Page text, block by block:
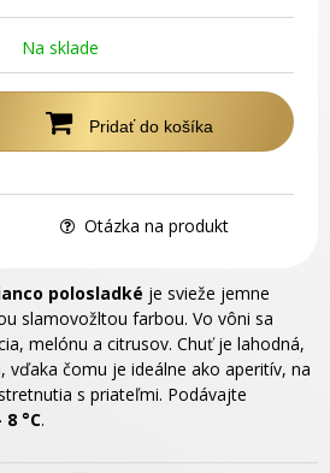
Na sklade
Pridať do košíka
Otázka na produkt
polosladké je svieže jemne
slamovožltou farbou. Vo vôni sa
melónu a citrusov. Chuť je lahodná,
vďaka čomu je ideálne ako aperitív, na
s priateľmi. Podávajte
8 °C.